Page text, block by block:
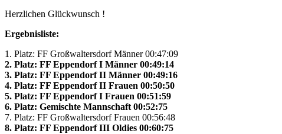
Herzlichen Glückwunsch !
Ergebnisliste:
1. Platz: FF Großwaltersdorf Männer 00:47:09
2. Platz: FF Eppendorf I Männer 00:49:14
3. Platz: FF Eppendorf II Männer 00:49:16
4. Platz: FF Eppendorf II Frauen 00:50:50
5. Platz: FF Eppendorf I Frauen 00:51:59
6. Platz: Gemischte Mannschaft 00:52:75
7. Platz: FF Großwaltersdorf Frauen 00:56:48
8. Platz: FF Eppendorf III Oldies 00:60:75